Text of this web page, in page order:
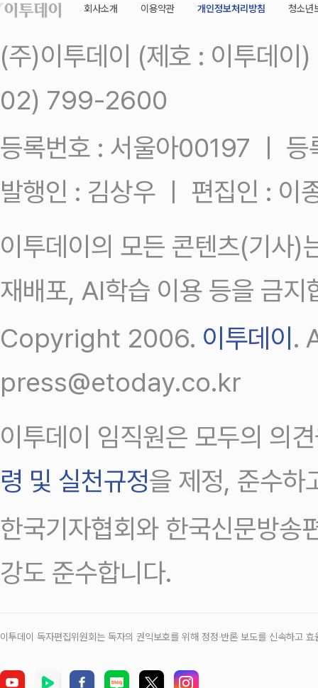
회사소개 이용약관 개인정보처리방침 청소년
(주)이투데이 (제호 : 이투데
02) 799-2600
등록번호 : 서울아00197 ㅣ
발행인 : 김상우 ㅣ 편집인 : 이
이투데이의 모든 콘텐츠(기사)
재배포, AI학습 이용 등을 금지
Copyright 2006. 이투데이 .
press@etoday.co.kr
이투데이 임직원은 모두의 의
령 및 실천규정을 제정, 준수하
한국기자협회와 한국신문방송
강도 준수합니다.
이투데이 독자편집위원회는 독자의 권익보호를 위해 정정‧반론 보도를 신속하고